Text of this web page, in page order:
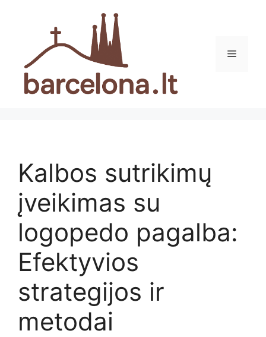
Meniu
Kalbos sutrikimų
įveikimas su
logopedo pagalba:
Efektyvios
strategijos ir
metodai